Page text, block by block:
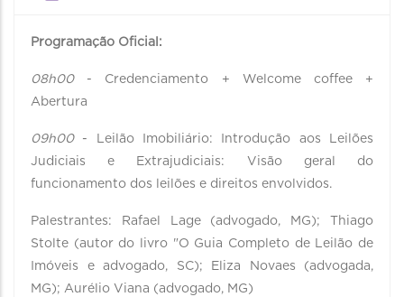
Programação Oficial:
08h00- Credenciamento + Welcome coffee +
Abertura
09h00- Leilão Imobiliário: Introdução aos Leilões
Judiciais e Extrajudiciais: Visão geral do
funcionamento dos leilões e direitos envolvidos.
Palestrantes: Rafael Lage (advogado, MG); Thiago
Stolte (autor do livro "O Guia Completo de Leilão de
Imóveis e advogado, SC); Eliza Novaes (advogada,
MG); Aurélio Viana (advogado, MG)